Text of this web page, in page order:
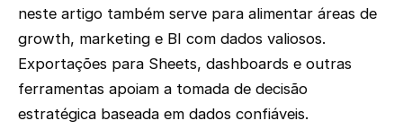
neste artigo também serve para alimentar áreas de
growth, marketing e BI com dados valiosos.
Exportações para Sheets, dashboards e outras
ferramentas apoiam a tomada de decisão
estratégica baseada em dados confiáveis.